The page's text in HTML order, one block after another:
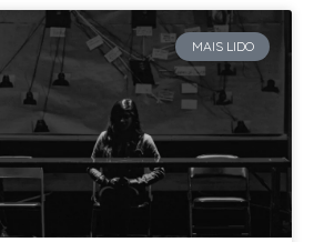
MAIS LIDO